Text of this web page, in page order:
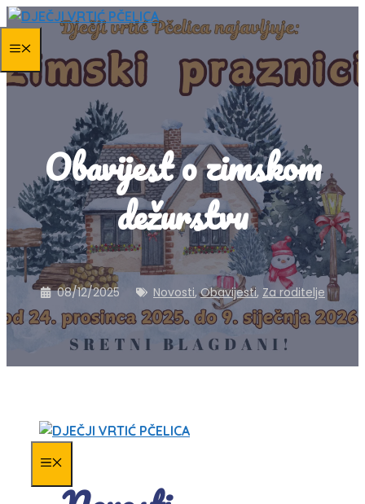
Skip
to
content
MENU
Obavijest o zimskom
dežurstvu
08/12/2025 Novosti,Obavijesti, Za roditelje